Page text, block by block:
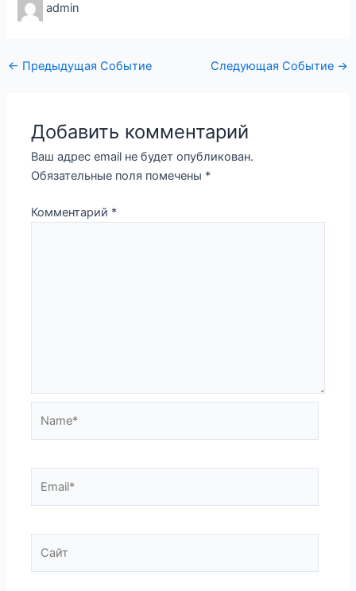
admin
← Предыдущая Событие Следующая Событие →
Добавить комментарий
Ваш адрес email не будет опубликован.
Обязательные поля помечены *
Комментарий *